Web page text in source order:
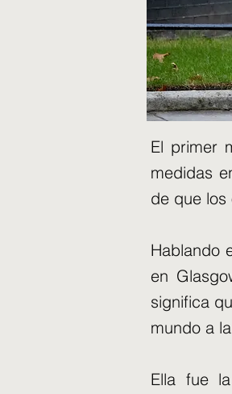
El primer
medidas
de que los
Hablando
en
significa
mundo a
Ella fue